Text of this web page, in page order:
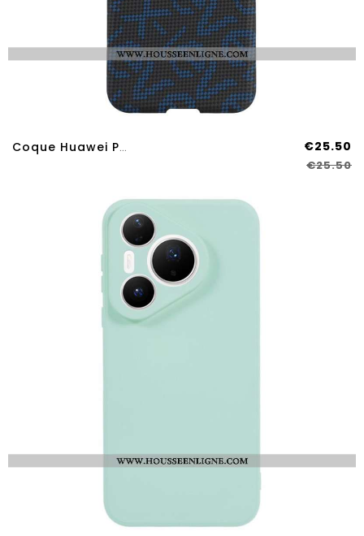
Coque Huawei Pura 80 MagSafe Avec Texture Fibre Carbone X-LEVEL €25.50
€25.50